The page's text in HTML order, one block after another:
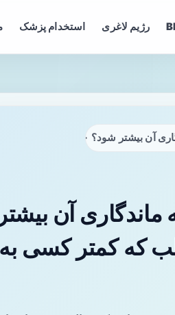
رژیم لاغری استخدام پزشک
فیلر لب که کمتر کسی به شما می‌گوید
آن بیشتر
لب که کمتر کسی به